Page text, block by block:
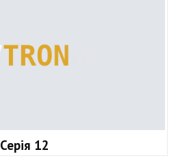
Серія 12